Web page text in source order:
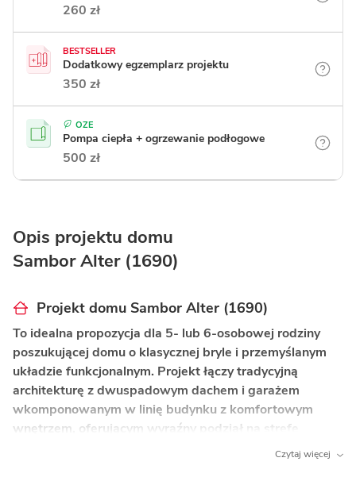
260 zł
BESTSELLER
Dodatkowy egzemplarz projektu
350 zł
OZE
Pompa ciepła + ogrzewanie podłogowe
500 zł
Opis projektu domu
Sambor Alter (1690)
Projekt domu Sambor Alter (1690)
To idealna propozycja dla 5- lub 6-osobowej rodziny
poszukującej domu o klasycznej bryle i przemyślanym
układzie funkcjonalnym. Projekt łączy tradycyjną
architekturę z dwuspadowym dachem i garażem
wkomponowanym w linię budynku z komfortowym
wnętrzem, oferującym wyraźny podział na strefę
Czytaj więcej